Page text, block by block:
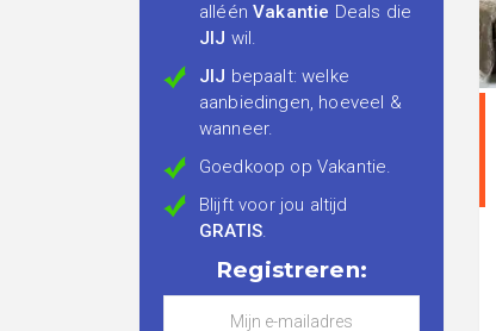
alléénVakantie Deals die
JIJ wil.
JIJ bepaalt: welke
aanbiedingen, hoeveel &
wanneer.
Goedkoop op Vakantie.
Blijft voor jou altijd
GRATIS.
Registreren: